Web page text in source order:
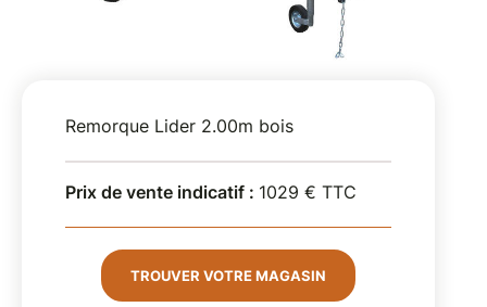
Remorque Lider 2.00m bois
Prix de vente indicatif : 1029 € TTC
TROUVER VOTRE MAGASIN